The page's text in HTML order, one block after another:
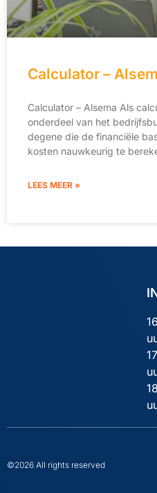
Calculator –
Calculator – Alsema Als
onderdeel van het
degene die de financiële
kosten nauwkeurig te
LEES MEER »
©2026 All rights reserved